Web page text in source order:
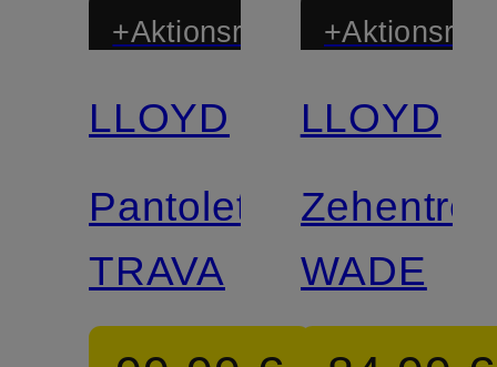
+Aktionsrabatt
LLOYD
Pantoletten
TRAVA
LLOYD
WADE